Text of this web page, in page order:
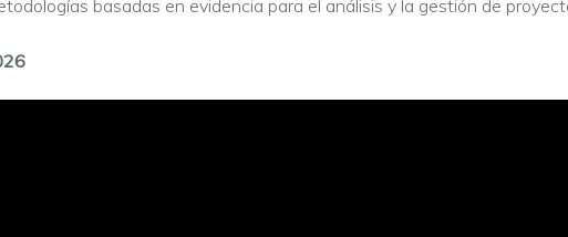
basadas en evidencia para el análisis y la gestión de